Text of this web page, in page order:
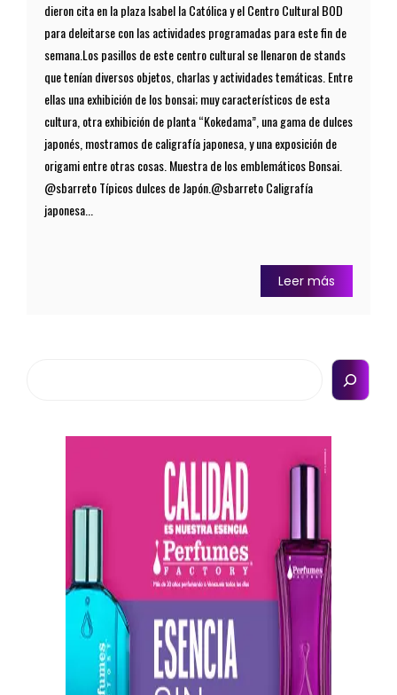
dieron cita en la plaza Isabel la Católica y el Centro Cultural BOD
para deleitarse con las actividades programadas para este fin de
semana.Los pasillos de este centro cultural se llenaron de stands
que tenían diversos objetos, charlas y actividades temáticas. Entre
ellas una exhibición de los bonsai; muy característicos de esta
cultura, otra exhibición de planta “Kokedama”, una gama de dulces
japonés, mostramos de caligrafía japonesa, y una exposición de
origami entre otras cosas. Muestra de los emblemáticos Bonsai.
@sbarreto Típicos dulces de Japón.@sbarreto Caligrafía
japonesa...
Leer más